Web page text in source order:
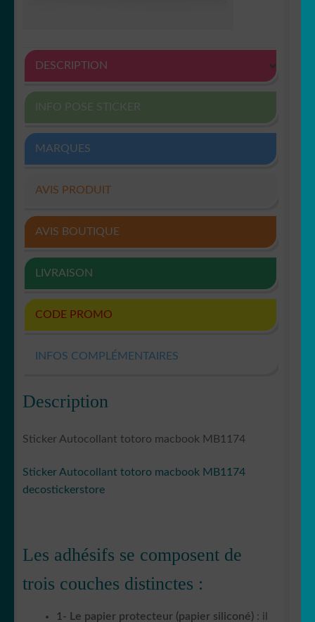
DESCRIPTION
INFO POSE STICKER
MARQUES
AVIS PRODUIT
AVIS BOUTIQUE
LIVRAISON
CODE PROMO
INFOS COMPLÉMENTAIRES
Description
Sticker Autocollant totoro macbook MB1174
Sticker Autocollant totoro macbook MB1174
decostickerstore
Les adhésifs se composent de
trois couches distinctes :
1- Le papier protecteur (papier siliconé) : il